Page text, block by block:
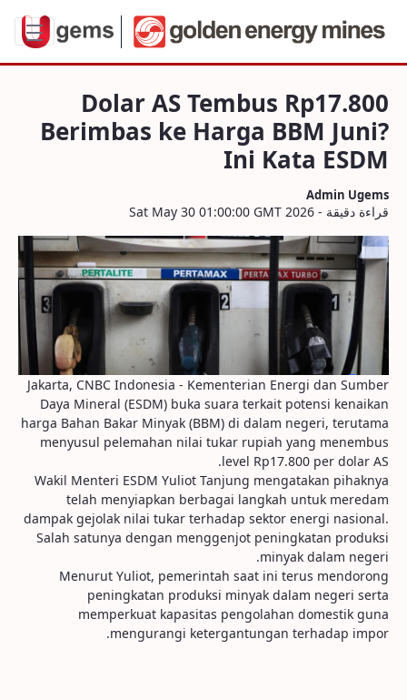
ke Harga BBM Juni? Ini Kata ESDM
Dolar AS Tembus Rp17.800
Berimbas ke Harga BBM Juni?
Ini Kata ESDM
Admin Ugems
قراءة دقيقة - Sat May 30 01:00:00 GMT 2026
Jakarta, CNBC Indonesia - Kementerian Energi dan Sumber
Daya Mineral (ESDM) buka suara terkait potensi kenaikan
harga Bahan Bakar Minyak (BBM) di dalam negeri, terutama
menyusul pelemahan nilai tukar rupiah yang menembus
level Rp17.800 per dolar AS.
Wakil Menteri ESDM Yuliot Tanjung mengatakan pihaknya
telah menyiapkan berbagai langkah untuk meredam
dampak gejolak nilai tukar terhadap sektor energi nasional.
Salah satunya dengan menggenjot peningkatan produksi
minyak dalam negeri.
Menurut Yuliot, pemerintah saat ini terus mendorong
peningkatan produksi minyak dalam negeri serta
memperkuat kapasitas pengolahan domestik guna
mengurangi ketergantungan terhadap impor.